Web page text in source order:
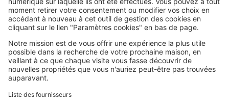
SeLoger c'est aussi
Retrouvez-nous sur ...